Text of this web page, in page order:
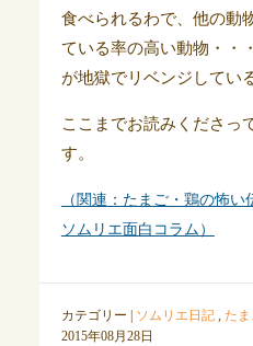
食べられるわで、他の動
ている率の高い動物・・
が地獄でリベンジしてい
ここまでお読みくださっ
す。
（関連：たまご・鶏の怖
ソムリエ面白コラム）
カテゴリー | ソムリエ日記, た
2015年08月28日